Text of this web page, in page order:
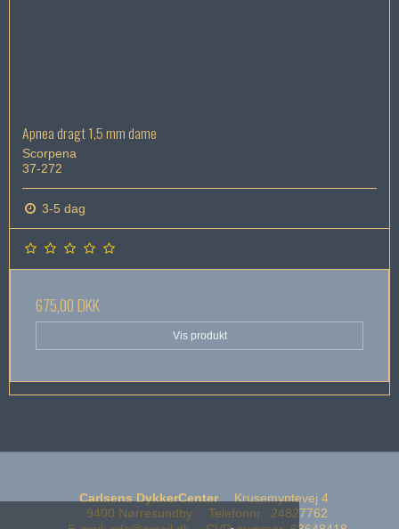
Apnea dragt 1,5 mm dame
Scorpena
37-272
3-5 dag
675,00 DKK
Vis produkt
Carlsens DykkerCenter
Krusemyntevej 4
9400 Nørresundby
Telefonnr.: 24827762